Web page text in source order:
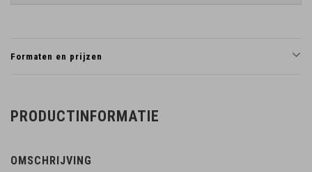
Formaten en prijzen
PRODUCTINFORMATIE
OMSCHRIJVING